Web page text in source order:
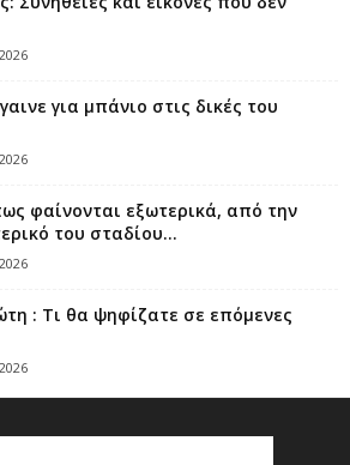
για μπάνιο στις δικές του
φαίνονται εξωτερικά, από την
του σταδίου...
: Τι θα ψηφίζατε σε επόμενες